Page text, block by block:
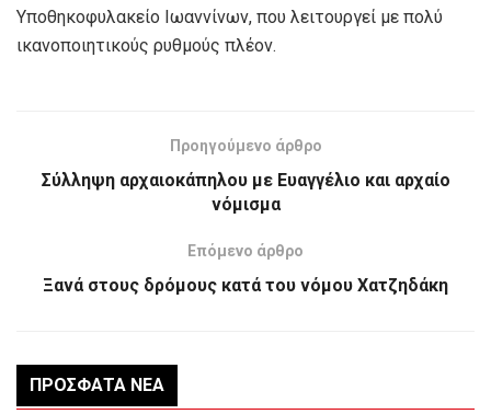
Υποθηκοφυλακείο Ιωαννίνων, που λειτουργεί με πολύ
ικανοποιητικούς ρυθμούς πλέον.
Προηγούμενο άρθρο
Σύλληψη αρχαιοκάπηλου με Ευαγγέλιο και αρχαίο
νόμισμα
Επόμενο άρθρο
Ξανά στους δρόμους κατά του νόμου Χατζηδάκη
ΠΡΌΣΦΑΤΑ ΝΈΑ